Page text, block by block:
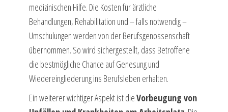
medizinischen Hilfe. Die Kosten für ärztliche
Behandlungen, Rehabilitation und – falls notwendig –
Umschulungen werden von der Berufsgenossenschaft
übernommen. So wird sichergestellt, dass Betroffene
die bestmögliche Chance auf Genesung und
Wiedereingliederung ins Berufsleben erhalten.
Ein weiterer wichtiger Aspekt ist dieVorbeugung von